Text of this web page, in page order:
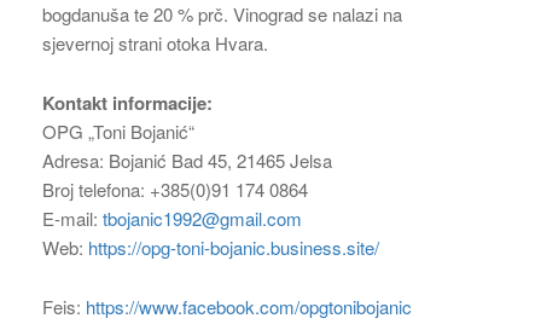
bogdanuša te 20 % prč. Vinograd se nalazi na
sjevernoj strani otoka Hvara.
Kontakt informacije:
OPG „Toni Bojanić“
Adresa: Bojanić Bad 45, 21465 Jelsa
Broj telefona: +385(0)91 174 0864
E-mail: tbojanic1992@gmail.com
Web: https://opg-toni-bojanic.business.site/
Feis: https://www.facebook.com/opgtonibojanic